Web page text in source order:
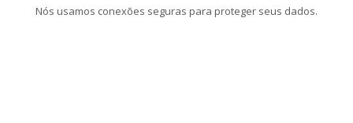
Nós usamos conexões seguras para proteger seus dados.